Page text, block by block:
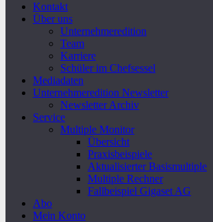
Kontakt
Über uns
Unternehmeredition
Team
Karriere
Schüler im Chefsessel
Mediadaten
Unternehmeredition Newsletter
Newsletter Archiv
Service
Multiple Monitor
Übersicht
Praxisbeispiele
Aktualisierter Basismultiple
Multiple Rechner
Fallbeispiel Gigaset AG
Abo
Mein Konto